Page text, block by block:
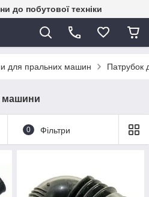
до побутової техніки
для пральних машин Патрубок
машини
0 Фільтри